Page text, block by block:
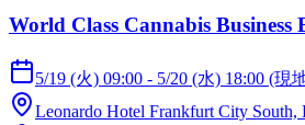
World Class Cannabis Business
5/19 (火) 09:00 - 5/20 (水) 18:00 (現
Leonardo Hotel Frankfurt City South,